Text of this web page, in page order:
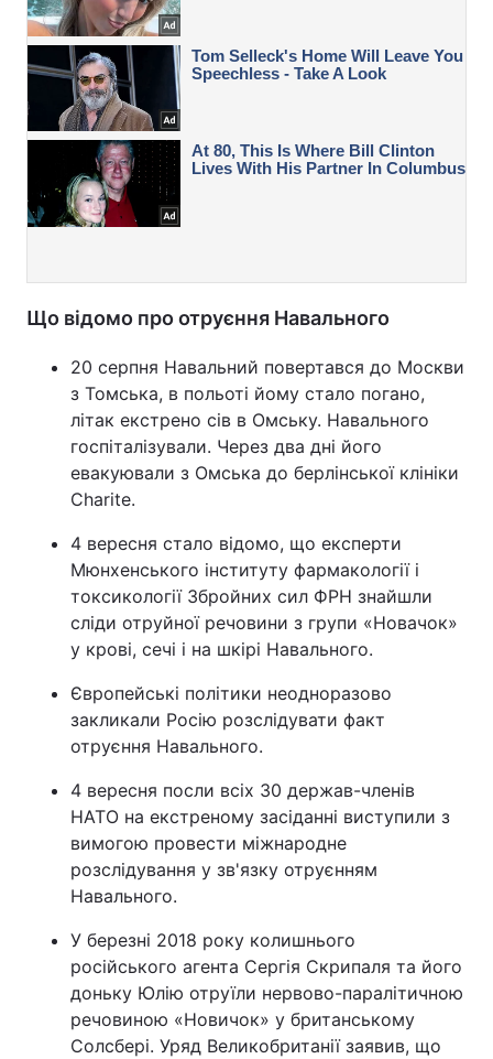
Що відомо про отруєння Навального
20 серпня Навальний повертався до Москви
з Томська, в польоті йому стало погано,
літак екстрено сів в Омську. Навального
госпіталізували. Через два дні його
евакуювали з Омська до берлінської клініки
Charite.
4 вересня стало відомо, що експерти
Мюнхенського інституту фармакології і
токсикології Збройних сил ФРН знайшли
сліди отруйної речовини з групи «Новачок»
у крові, сечі і на шкірі Навального.
Європейські політики неодноразово
закликали Росію розслідувати факт
отруєння Навального.
4 вересня посли всіх 30 держав-членів
НАТО на екстреному засіданні виступили з
вимогою провести міжнародне
розслідування у зв'язку отруєнням
Навального.
У березні 2018 року колишнього
російського агента Сергія Скрипаля та його
доньку Юлію отруїли нервово-паралітичною
речовиною «Новичок» у британському
Солсбері. Уряд Великобританії заявив, що